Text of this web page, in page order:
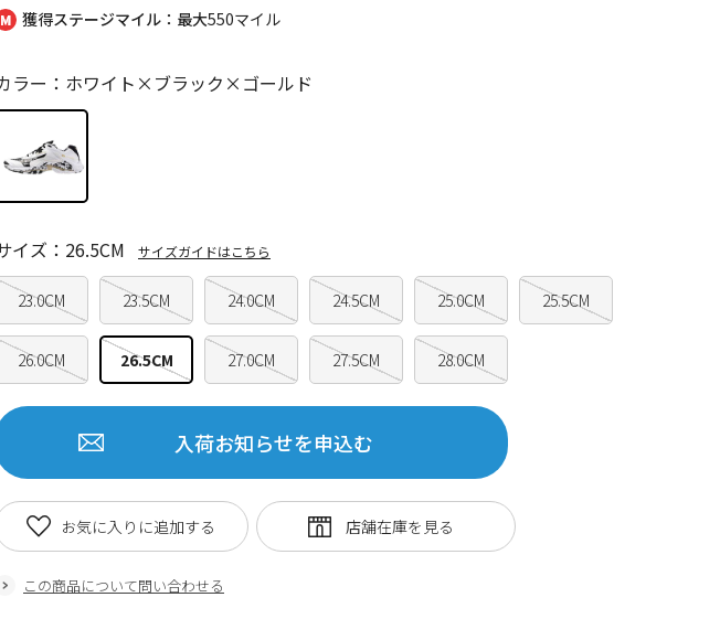
獲得ステージマイル：最大550マイル
ラー：ホワイト×ブラック×ゴールド
23.0CM 23.5CM 24.0CM 24.5CM 25.0CM 25.5CM
26.0CM 26.5CM 27.0CM 27.5CM 28.0CM
イズ：26.5CM サイズガイドはこちら
入荷お知らせを申込む
この商品について問い合わせる
お気に入りに追加する